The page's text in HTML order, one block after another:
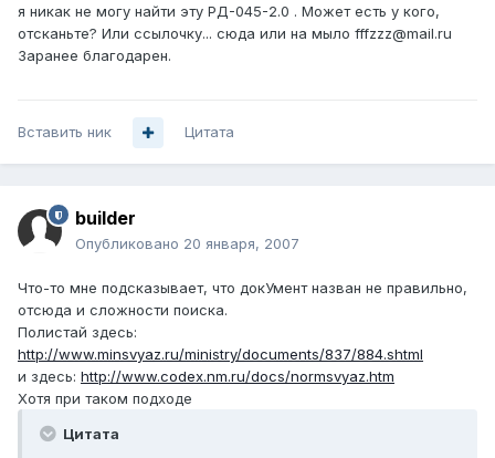
я никак не могу найти эту РД-045-2.0 . Может есть у кого,
отсканьте? Или ссылочку... сюда или на мыло fffzzz@mail.ru
Заранее благодарен.
Вставить ник Цитата
builder
Опубликовано 20 января, 2007
Что-то мне подсказывает, что докУмент назван не правильно,
отсюда и сложности поиска.
Полистай здесь:
http://www.minsvyaz.ru/ministry/documents/837/884.shtml
и здесь: http://www.codex.nm.ru/docs/normsvyaz.htm
Хотя при таком подходе
Цитата